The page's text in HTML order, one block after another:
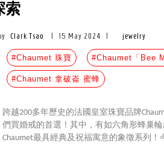
索
Clark Tsao 15 May 2024 jewelry
#Chaumet 珠寶 #Chaumet「Bee
#Chaumet 拿破崙 蜜蜂
跨越200多年歷史的法國皇室珠寶品牌
們買婚戒的首選！其中，有如六角形蜂巢輪
Chaumet最具經典及祝福寓意的象徵系列！